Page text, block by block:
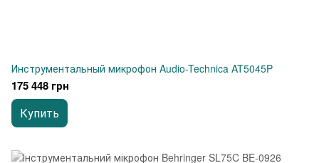
Инструментальный микрофон Audio-Technica AT5045P
175 448 грн
Купить